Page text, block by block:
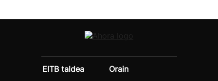
EITB taldea
Orain